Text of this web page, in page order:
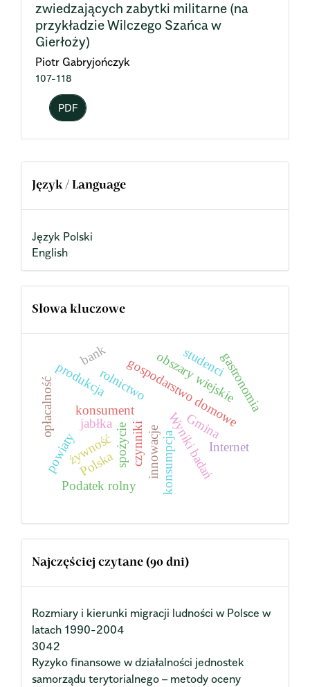
zwiedzających zabytki militarne (na
przykładzie Wilczego Szańca w
Gierłoży)
Piotr Gabryjończyk
107-118
PDF
Język / Language
Język Polski
English
Słowa kluczowe
konsument Wyniki badań
gospodarstwo domowe
innowacje
obszary wiejskie
spożycie
rolnictwo
Polska konsumpcja
Gmina
czynniki Internet
żywność
jabłka
produkcja gastronomia
Podatek rolny
bank
opłacalność
studenci
powiaty
Najczęściej czytane (90 dni)
Rozmiary i kierunki migracji ludności w Polsce w
latach 1990-2004
3042
Ryzyko finansowe w działalności jednostek
samorządu terytorialnego – metody oceny